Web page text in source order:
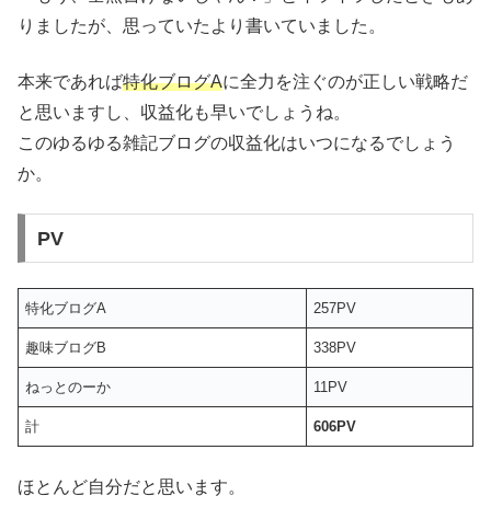
りましたが、思っていたより書いていました。
本来であれば特化ブログAに全力を注ぐのが正しい戦略だ
と思いますし、収益化も早いでしょうね。
このゆるゆる雑記ブログの収益化はいつになるでしょう
か。
PV
特化ブログA 257PV
趣味ブログB 338PV
ねっとのーか 11PV
計 606PV
ほとんど自分だと思います。